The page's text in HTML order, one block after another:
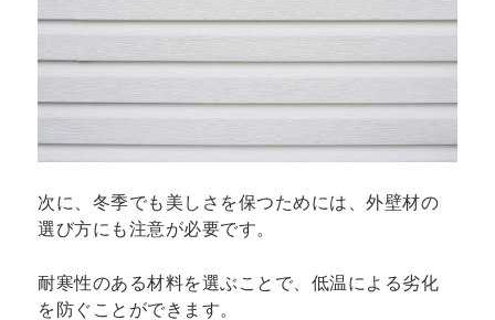
次に、冬季でも美しさを保つためには、外壁材の
選び方にも注意が必要です。
耐寒性のある材料を選ぶことで、低温による劣化
を防ぐことができます。